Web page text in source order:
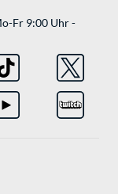
Fr 9:00 Uhr -